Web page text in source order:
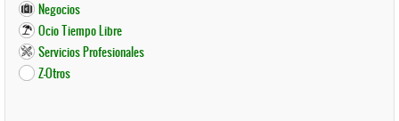
Negocios
Ocio Tiempo Libre
Servicios Profesionales
Z-Otros